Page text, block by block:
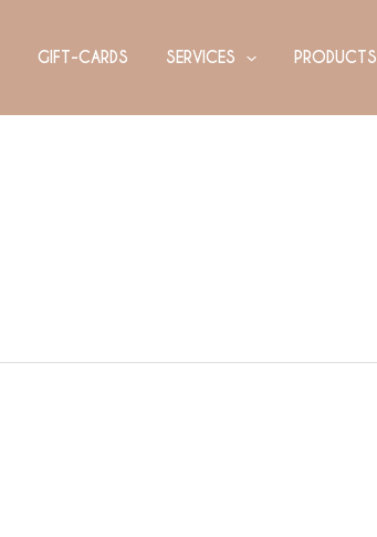
GIFT-CARDS SERVICES PRODUCTS